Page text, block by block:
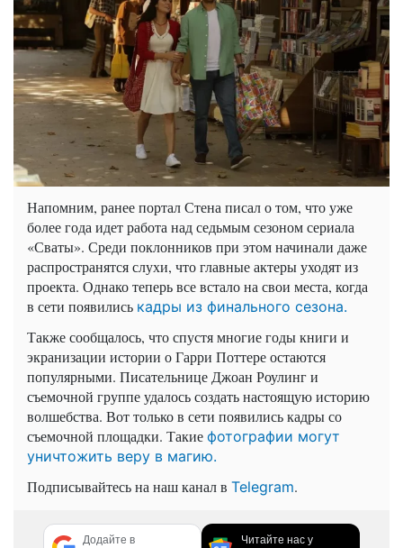
Напомним, ранее портал Стена писал о том, что уже
более года идет работа над седьмым сезоном сериала
«Сваты». Среди поклонников при этом начинали даже
распространятся слухи, что главные актеры уходят из
проекта. Однако теперь все встало на свои места, когда
в сети появились кадры из финального сезона.
Также сообщалось, что спустя многие годы книги и
экранизации истории о Гарри Поттере остаются
популярными. Писательнице Джоан Роулинг и
съемочной группе удалось создать настоящую историю
волшебства. Вот только в сети появились кадры со
съемочной площадки. Такие фотографии могут
уничтожить веру в магию.
Подписывайтесь на наш канал в Telegram.
Додайте в Читайте нас у